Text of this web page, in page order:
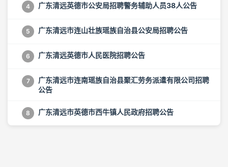
4 广东清远英德市公安局招聘警务辅助人员38人公告
5 广东清远市连山壮族瑶族自治县公安局招聘公告
6 广东清远英德市人民医院招聘公告
7
广东清远市连南瑶族自治县聚汇劳务派遣有限公司招聘
公告
8 广东清远市英德市西牛镇人民政府招聘公告